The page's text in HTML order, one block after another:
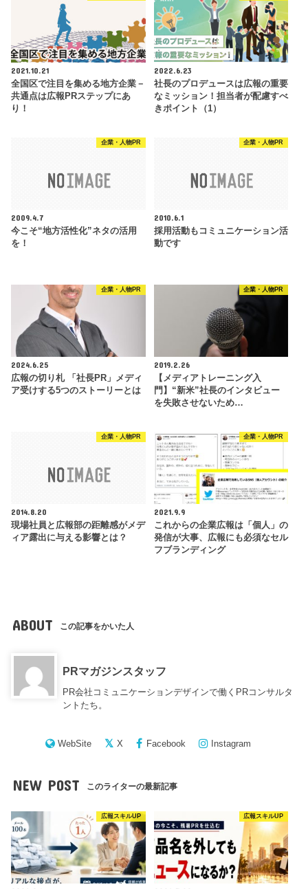
2021.10.21
全国区で注目を集める地方企業－
共通点は広報PRステップにあ
り！
2022.6.23
社長のプロデュースは広報の重要
なミッション！担当者が配慮すべ
きポイント（1）
企業・人物PR
2009.4.7
今こそ“地方活性化”ネタの活用
を！
企業・人物PR
2010.6.1
採用活動もコミュニケーション活
動です
企業・人物PR
2024.6.25
広報の切り札 「社長PR」メディ
ア受けする5つのストーリーとは
企業・人物PR
2019.2.26
【メディアトレーニング入
門】“新米”社長のインタビュー
を失敗させないため…
企業・人物PR
2014.8.20
現場社員と広報部の距離感がメデ
ィア露出に与える影響とは？
企業・人物PR
2021.9.9
これからの企業広報は「個人」の
発信が大事、広報にも必須なセル
フブランディング
ABOUT この記事をかいた人
PRマガジンスタッフ
PR会社コミュニケーションデザインで働くPRコンサルタ
ントたち。
WebSite X Facebook Instagram
NEW POST このライターの最新記事
広報スキルUP 広報スキルUP